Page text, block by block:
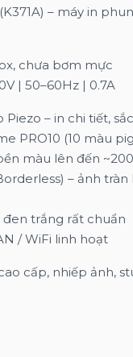
– máy in
chưa bơm mực
| 50–60Hz | 0.7A
Piezo – in chi tiết,
PRO10 (10 màu
màu lên đến
– ảnh
đen trắng rất chuẩn
/ WiFi linh hoạt
cấp, nhiếp ảnh,